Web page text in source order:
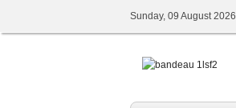
Sunday, 09 August 2026